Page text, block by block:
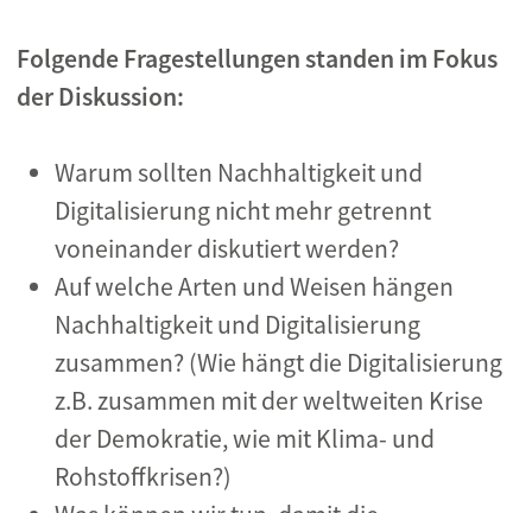
Folgende Fragestellungen standen im Fokus
der Diskussion:
Warum sollten Nachhaltigkeit und
Digitalisierung nicht mehr getrennt
voneinander diskutiert werden?
Auf welche Arten und Weisen hängen
Nachhaltigkeit und Digitalisierung
zusammen? (Wie hängt die Digitalisierung
z.B. zusammen mit der weltweiten Krise
der Demokratie, wie mit Klima- und
Rohstoffkrisen?)